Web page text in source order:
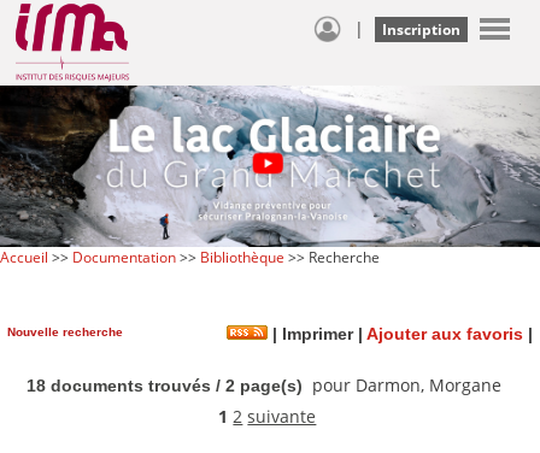
| Inscription
Accueil >> Documentation>> Bibliothèque >> Recherche
Nouvelle recherche | Imprimer| Ajouter aux favoris |
18 documents trouvés / 2 page(s)
pour Darmon, Morgane
1 2 suivante